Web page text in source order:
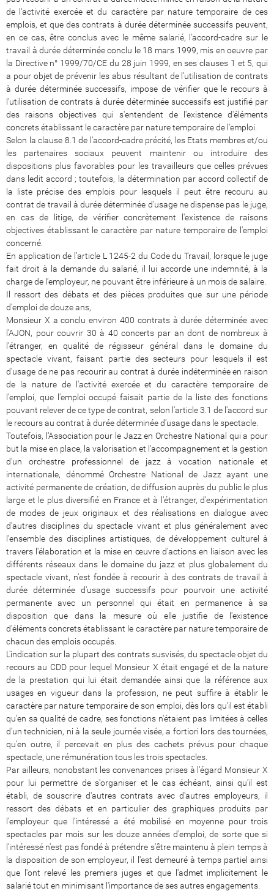
de l'activité exercée et du caractère par nature temporaire de ces
emplois, et que des contrats à durée déterminée successifs peuvent,
en ce cas, être conclus avec le même salarié, l'accord-cadre sur le
travail à durée déterminée conclu le 18 mars 1999, mis en oeuvre par
la Directive n° 1999/70/CE du 28 juin 1999, en ses clauses 1 et 5, qui
a pour objet de prévenir les abus résultant de l'utilisation de contrats
à durée déterminée successifs, impose de vérifier que le recours à
l'utilisation de contrats à durée déterminée successifs est justifié par
des raisons objectives qui s'entendent de l'existence d'éléments
concrets établissant le caractère par nature temporaire de l'emploi.
Selon la clause 8.1 de l'accord-cadre précité, les Etats membres et/ou
les partenaires sociaux peuvent maintenir ou introduire des
dispositions plus favorables pour les travailleurs que celles prévues
dans ledit accord ; toutefois, la détermination par accord collectif de
la liste précise des emplois pour lesquels il peut être recouru au
contrat de travail à durée déterminée d'usage ne dispense pas le juge,
en cas de litige, de vérifier concrètement l'existence de raisons
objectives établissant le caractère par nature temporaire de l'emploi
concerné.
En application de l’article L 1245-2 du Code du Travail, lorsque le juge
fait droit à la demande du salarié, il lui accorde une indemnité, à la
charge de l’employeur, ne pouvant être inférieure à un mois de salaire.
Il ressort des débats et des pièces produites que sur une période
d'emploi de douze ans,
Monsieur X a conclu environ 400 contrats à durée déterminée avec
l'AJON, pour couvrir 30 à 40 concerts par an dont de nombreux à
l'étranger, en qualité de régisseur général dans le domaine du
spectacle vivant, faisant partie des secteurs pour lesquels il est
d'usage de ne pas recourir au contrat à durée indéterminée en raison
de la nature de l'activité exercée et du caractère temporaire de
l'emploi, que l'emploi occupé faisait partie de la liste des fonctions
pouvant relever de ce type de contrat, selon l'article 3.1 de l'accord sur
le recours au contrat à durée déterminée d'usage dans le spectacle.
Toutefois, l'Association pour le Jazz en Orchestre National qui a pour
but la mise en place, la valorisation et l'accompagnement et la gestion
d'un orchestre professionnel de jazz à vocation nationale et
internationale, dénommé Orchestre National de Jazz ayant une
activité permanente de création, de diffusion auprès du public le plus
large et le plus diversifié en France et à l'étranger, d'expérimentation
de modes de jeux originaux et des réalisations en dialogue avec
d'autres disciplines du spectacle vivant et plus généralement avec
l'ensemble des disciplines artistiques, de développement culturel à
travers l'élaboration et la mise en œuvre d'actions en liaison avec les
différents réseaux dans le domaine du jazz et plus globalement du
spectacle vivant, n'est fondée à recourir à des contrats de travail à
durée déterminée d'usage successifs pour pourvoir une activité
permanente avec un personnel qui était en permanence à sa
disposition que dans la mesure où elle justifie de l'existence
d'éléments concrets établissant le caractère par nature temporaire de
chacun des emplois occupés.
L'indication sur la plupart des contrats susvisés, du spectacle objet du
recours au CDD pour lequel Monsieur X était engagé et de la nature
de la prestation qui lui était demandée ainsi que la référence aux
usages en vigueur dans la profession, ne peut suffire à établir le
caractère par nature temporaire de son emploi, dès lors qu'il est établi
qu'en sa qualité de cadre, ses fonctions n'étaient pas limitées à celles
d'un technicien, ni à la seule journée visée, a fortiori lors des tournées,
qu'en outre, il percevait en plus des cachets prévus pour chaque
spectacle, une rémunération tous les trois spectacles.
Par ailleurs, nonobstant les convenances prises à l'égard Monsieur X
pour lui permettre de s'organiser et le cas échéant, ainsi qu'il est
établi, de souscrire d'autres contrats avec d'autres employeurs, il
ressort des débats et en particulier des graphiques produits par
l'employeur que l'intéressé a été mobilisé en moyenne pour trois
spectacles par mois sur les douze années d'emploi, de sorte que si
l'intéressé n'est pas fondé à prétendre s'être maintenu à plein temps à
la disposition de son employeur, il l'est demeuré à temps partiel ainsi
que l'ont relevé les premiers juges et que l'admet implicitement le
salarié tout en minimisant l'importance de ses autres engagements.